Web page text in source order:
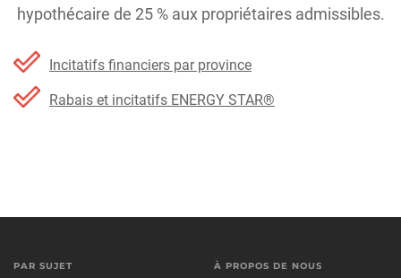
hypothécaire de 25 % aux propriétaires admissibles.
Incitatifs financiers par province
Rabais et incitatifs ENERGY STAR®
PAR SUJET À PROPOS DE NOUS